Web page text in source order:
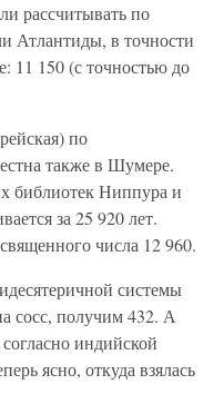
рассчитывать по
Атлантиды, в точности
11 150 (с точностью до
по
также в Шумере.
библиотек Ниппура и
за 25 920 лет.
числа 12 960.
системы
сосс, получим 432. А
индийской
ясно, откуда взялась